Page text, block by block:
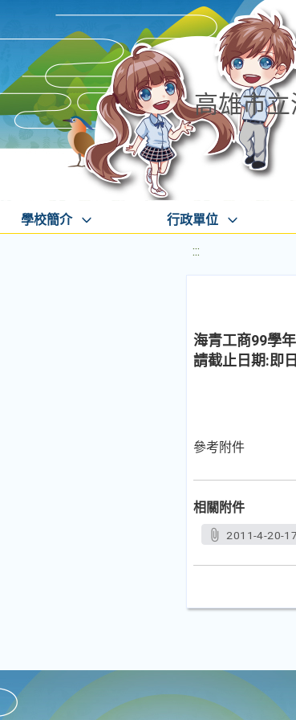
高雄市
學校簡介 行政單位
:::
海青工商99學
請截止日期:即
參考附件
相關附件
2011-4-20-